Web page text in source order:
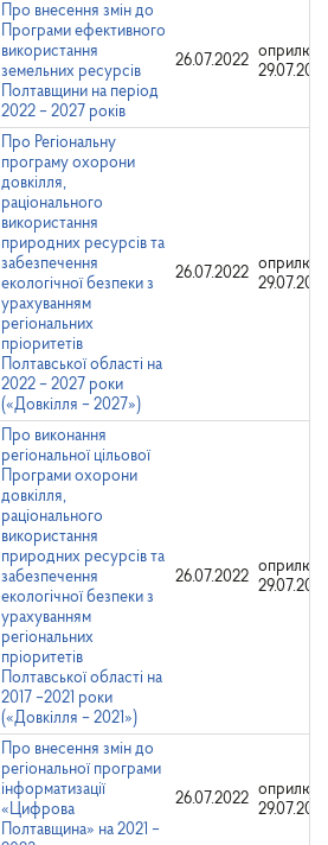
Про внесення змін до
Програми ефективного
використання
земельних ресурсів
Полтавщини на період
2022 – 2027 років
26.07.2022
Про Регіональну
програму охорони
довкілля,
раціонального
використання
природних ресурсів та
забезпечення
екологічної безпеки з
урахуванням
регіональних
пріоритетів
Полтавської області на
2022 – 2027 роки
(«Довкілля – 2027»)
26.07.2022
Про виконання
регіональної цільової
Програми охорони
довкілля,
раціонального
використання
природних ресурсів та
забезпечення
екологічної безпеки з
урахуванням
регіональних
пріоритетів
Полтавської області на
2017 –2021 роки
(«Довкілля – 2021»)
26.07.2022
Про внесення змін до
регіональної програми
інформатизації
«Цифрова
Полтавщина» на 2021 –
26.07.2022